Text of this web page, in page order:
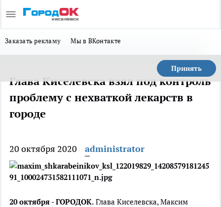
Заказать рекламу Мы в ВКонтакте
Принять
Глава Киселевска взял под контроль
проблему с нехваткой лекарств в
городе
20 октября 2020 administrator
20 октября - ГОРОДОК. Глава Киселевска, Максим